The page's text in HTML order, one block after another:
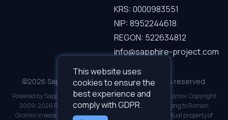
This website uses
cookies to ensure the
best experience and
comply with GDPR.
KRS: 0000983551
NIP: 8952244618
REGON: 522634812
info@sapphire-project.com
©2026 Sapphire Project Sp. z o.o. — All rights reserved.
Powered by Sapphire I.C.D.S v3.0.1. Developed by Roman Gromov. Copyright
2009-2026 Roman Gromov. All software copyrights belong to Roman
Gromov inseparably. Inseparable and inalienable intellectual property of